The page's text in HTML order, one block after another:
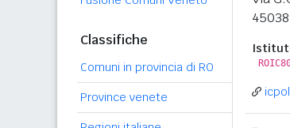
Classifiche
Comuni in provincia di RO
Province venete
45038